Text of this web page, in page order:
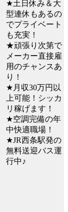
★土日休み＆大
型連休もあるの
でプライベート
も充実！
★頑張り次第で
メーカー直接雇
用のチャンスあ
り！
★月収30万円以
上可能！シッカ
リ稼げます！
★空調完備の年
中快適職場！
★JR西条駅発の
無料送迎バス運
行中♪